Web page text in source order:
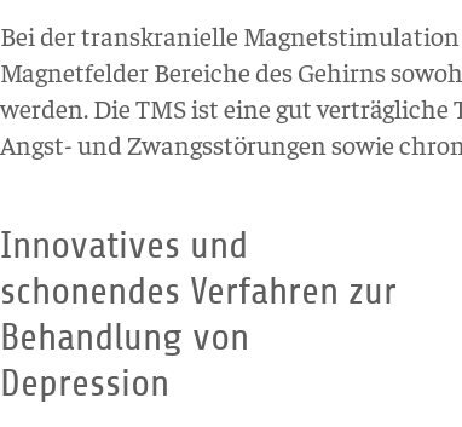
Bei der transkranielle
Magnetfelder Bereiche des Gehirns
werden. Die TMS ist eine gut verträgliche
Angst- und Zwangsstörungen sowie
Innovatives und
schonendes Verfahren zur
Behandlung von
Depression